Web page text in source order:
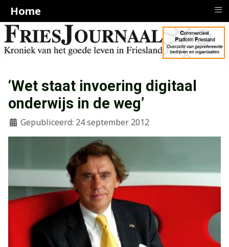
‘Wet staat invoering digitaal
onderwijs in de weg’
Gepubliceerd: 24 september 2012
Home ≡